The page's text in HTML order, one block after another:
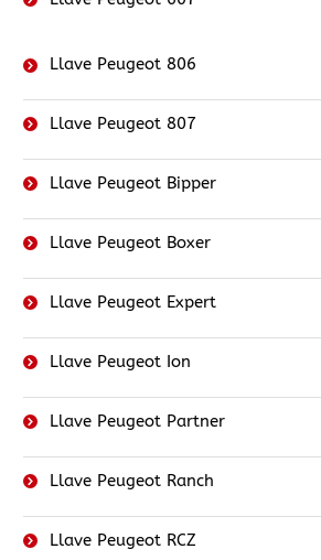
Llave Peugeot 806
Llave Peugeot 807
Llave Peugeot Bipper
Llave Peugeot Boxer
Llave Peugeot Expert
Llave Peugeot Ion
Llave Peugeot Partner
Llave Peugeot Ranch
Llave Peugeot RCZ